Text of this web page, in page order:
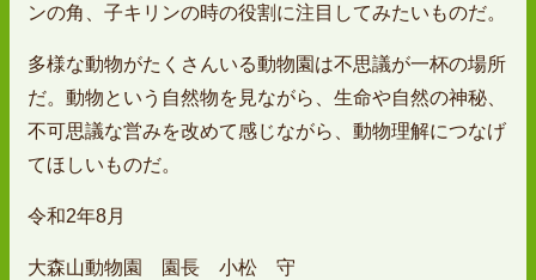
ンの角、子キリンの時の役割に注目してみたいものだ。
多様な動物がたくさんいる動物園は不思議が一杯の場所
だ。動物という自然物を見ながら、生命や自然の神秘、
不可思議な営みを改めて感じながら、動物理解につなげ
てほしいものだ。
令和2年8月
大森山動物園 園長 小松 守